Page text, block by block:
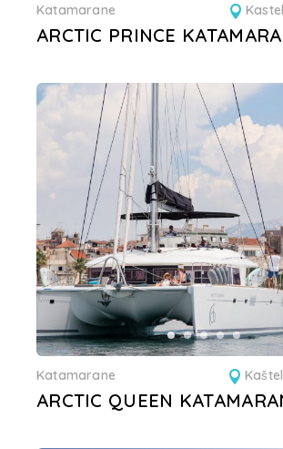
Katamarane
ARCTIC PRINCE
Katamarane
ARCTIC QUEEN